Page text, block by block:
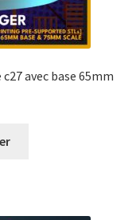
avec base 65mm